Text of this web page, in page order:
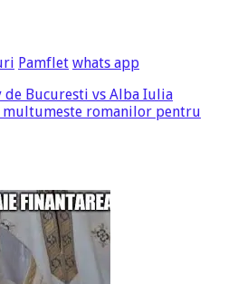
Pamflet whats app
de Bucuresti vs Alba Iulia
romanilor pentru